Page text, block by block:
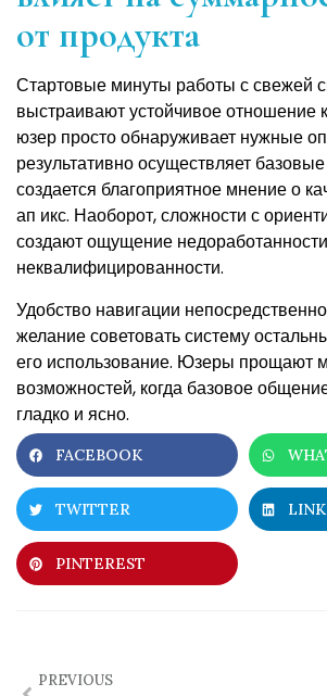
от продукта
Стартовые минуты работы с свежей
выстраивают устойчивое отношение
юзер просто обнаруживает нужные
результативно осуществляет
создается благоприятное мнение о
ап икс. Наоборот, сложности с
создают ощущение
неквалифицированности.
Удобство навигации
желание советовать систему
его использование. Юзеры прощают
возможностей, когда базовое
гладко и ясно.
FACEBOOK
TWITTER
PINTEREST
PREVIOUS